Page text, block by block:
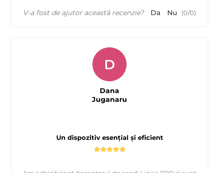
V-a fost de ajutor această recenzie? Da Nu (0/0)
Un dispozitiv esențial și eficient
D
Dana
Juganaru